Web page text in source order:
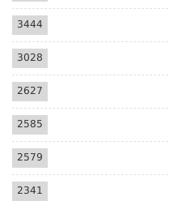
3444
3028
2627
2585
2579
2341